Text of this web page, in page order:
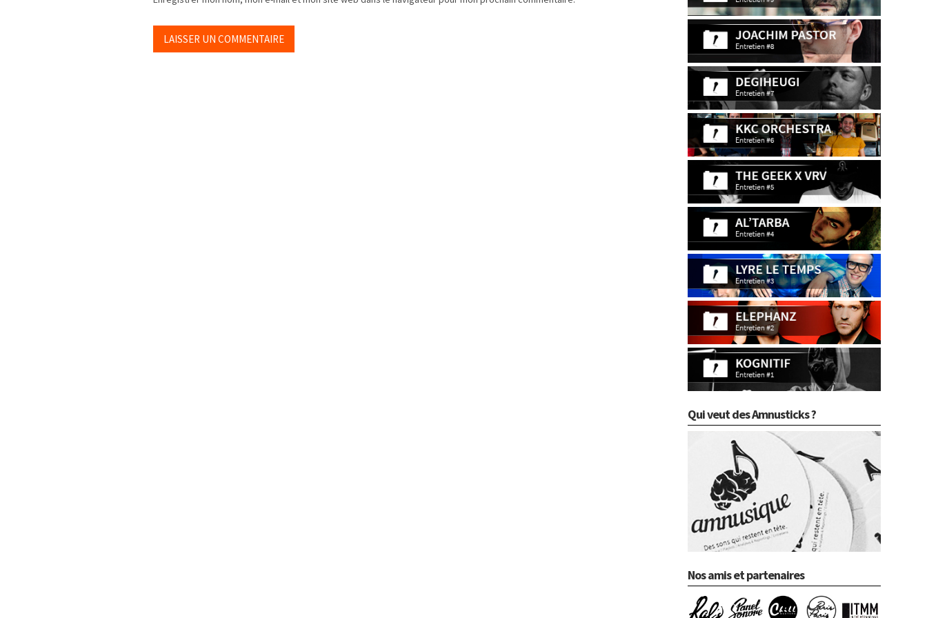
Qui veut des Amnusticks ?
Nos amis et partenaires